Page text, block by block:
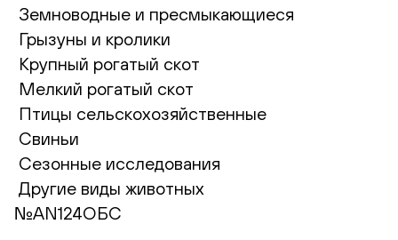
Земноводные и пресмыкающиеся
Грызуны и кролики
Крупный рогатый скот
Мелкий рогатый скот
Птицы сельскохозяйственные
Свиньи
Сезонные исследования
Другие виды животных
№AN124ОБС